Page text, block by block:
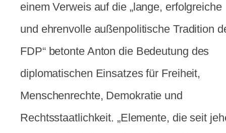
einem Verweis auf die „lange, erfolgreiche
und ehrenvolle außenpolitische Tradition
FDP“ betonte Anton die Bedeutung des
diplomatischen Einsatzes für Freiheit,
Menschenrechte, Demokratie und
Rechtsstaatlichkeit. „Elemente, die seit